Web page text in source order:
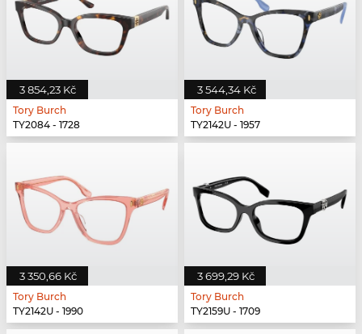
3 854,23 Kč
Tory Burch
TY2084 - 1728
3 544,34 Kč
Tory Burch
TY2142U - 1957
3 350,66 Kč
Tory Burch
TY2142U - 1990
3 699,29 Kč
Tory Burch
TY2159U - 1709